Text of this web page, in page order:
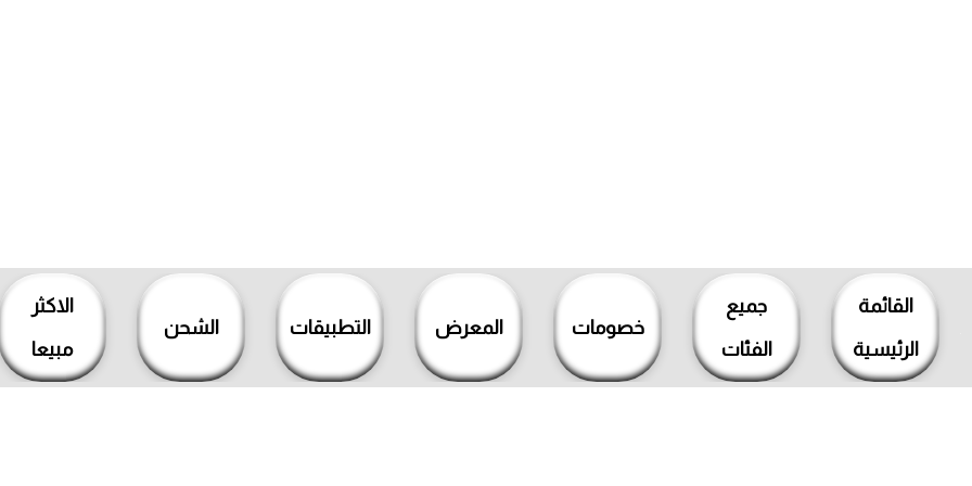
القائمة
الرئيسية
جميع
الفئات
خصومات المعرض التطبيقات الشحن
الاكثر
مبيعا
المحتوى